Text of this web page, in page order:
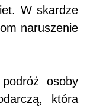
W skardze
naruszenie
osoby
która